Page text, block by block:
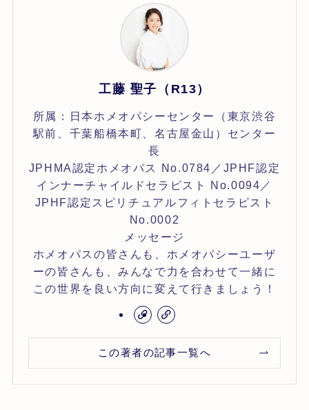
工藤 聖子（R13）
所属：日本ホメオパシーセンター（東京渋谷
駅前、千葉船橋本町、名古屋金山）センター
長
JPHMA認定ホメオパス No.0784／JPHF認定
インナーチャイルドセラピスト No.0094／
JPHF認定スピリチュアルフィトセラピスト
No.0002
メッセージ
ホメオパスの皆さんも、ホメオパシーユーザ
ーの皆さんも、みんなで力を合わせて一緒に
この世界を良い方向に変えて行きましょう！
この著者の記事一覧へ